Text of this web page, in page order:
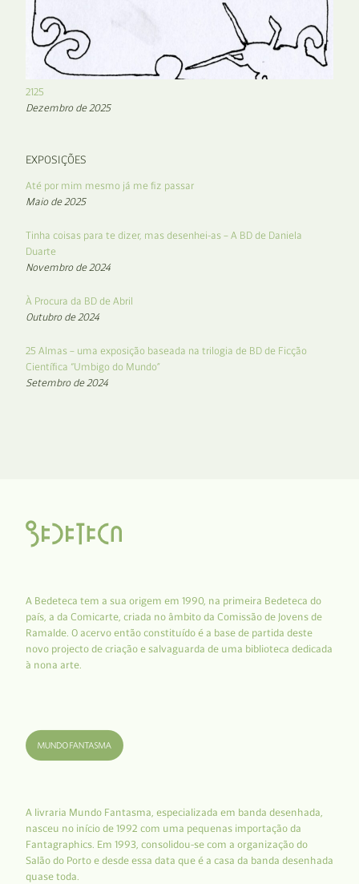
2125
Dezembro de 2025
EXPOSIÇÕES
Até por mim mesmo já me fiz passar
Maio de 2025
Tinha coisas para te dizer, mas desenhei-as – A BD de Daniela
Duarte
Novembro de 2024
À Procura da BD de Abril
Outubro de 2024
25 Almas – uma exposição baseada na trilogia de BD de Ficção
Científica “Umbigo do Mundo”
Setembro de 2024
A Bedeteca tem a sua origem em 1990, na primeira Bedeteca do
país, a da Comicarte, criada no âmbito da Comissão de Jovens de
Ramalde. O acervo então constituído é a base de partida deste
novo projecto de criação e salvaguarda de uma biblioteca dedicada
à nona arte.
A livraria Mundo Fantasma, especializada em banda desenhada,
nasceu no início de 1992 com uma pequenas importação da
Fantagraphics. Em 1993, consolidou-se com a organização do
Salão do Porto e desde essa data que é a casa da banda desenhada
quase toda.